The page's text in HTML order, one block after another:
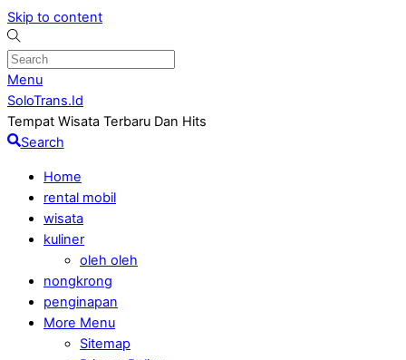
Skip to content
Menu
SoloTrans.Id
Tempat Wisata Terbaru Dan Hits
Search
Home
rental mobil
wisata
kuliner
oleh oleh
nongkrong
penginapan
More Menu
Sitemap